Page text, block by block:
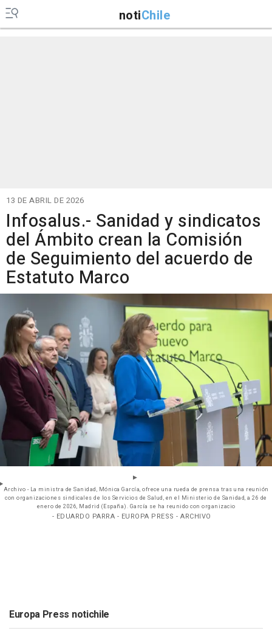
notiChile
13 DE ABRIL DE 2026
Infosalus.- Sanidad y sindicatos
del Ámbito crean la Comisión
de Seguimiento del acuerdo de
Estatuto Marco
Archivo - La ministra de Sanidad, Mónica García, ofrece una rueda de prensa tras una reunión
con organizaciones sindicales de los Servicios de Salud, en el Ministerio de Sanidad, a 26 de
enero de 2026, Madrid (España). García se ha reunido con organizacio
- EDUARDO PARRA - EUROPA PRESS - ARCHIVO
Europa Press notichile